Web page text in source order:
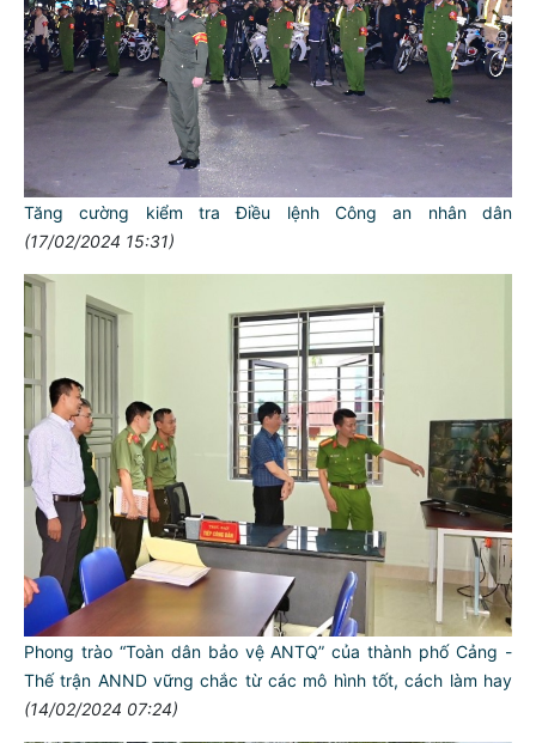
Tăng cường kiểm tra Điều lệnh Công an nhân dân
(17/02/2024 15:31)
Phong trào “Toàn dân bảo vệ ANTQ” của thành phố Cảng -
Thế trận ANND vững chắc từ các mô hình tốt, cách làm hay
(14/02/2024 07:24)